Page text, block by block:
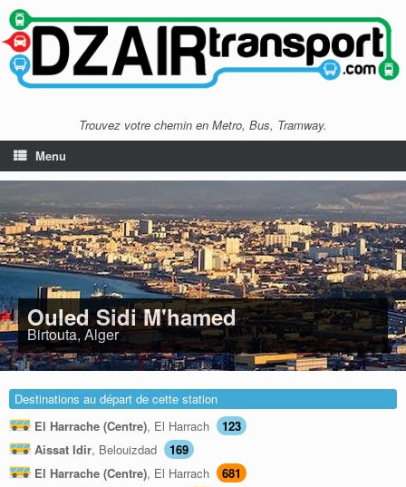
Trouvez votre chemin en Metro, Bus, Tramway.
Menu
Ouled Sidi M'hamed
Birtouta, Alger
Destinations au départ de cette station
El Harrache (Centre), El Harrach
123
Aissat Idir, Belouizdad
169
El Harrache (Centre), El Harrach
681